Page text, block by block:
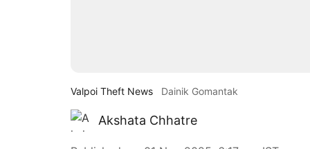
Valpoi Theft News Dainik Gomantak
Akshata Chhatre